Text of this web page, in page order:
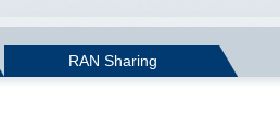
RAN Sharing